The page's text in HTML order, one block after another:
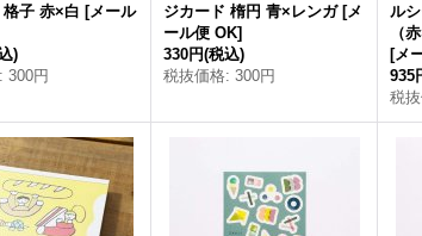
格子 赤×白 [メール
)
: 300円
ジカード 楕円 青×レンガ [メ
ール便 OK]
330円(税込)
税抜価格: 300円
ル
（
[メ
935
税